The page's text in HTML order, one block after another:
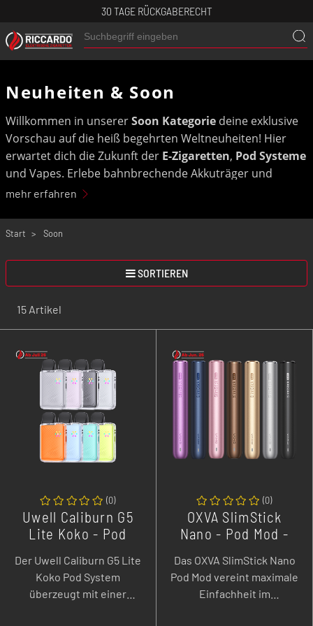
30 TAGE RÜCKGABERECHT
Neuheiten & Soon
Willkommen in unsererSoon Kategorie deine exklusive
Vorschau auf die heiß begehrten Weltneuheiten! Hier
erwartet dich die Zukunft der E-Zigaretten, Pod Systeme
und Vapes. Erlebe bahnbrechende Akkuträger und
innovative Verdampfer, noch bevor sie offiziell den Markt
POD SYSTEME E-LIQUIDS
AROMEN
mehr erfahren
Start Soon
SORTIEREN
15 Artikel
(0)
Uwell Caliburn G5
Lite Koko - Pod
3 ml
Der Uwell Caliburn G5 Lite
Koko Pod System
überzeugt mit einer
(0)
OXVA SlimStick
Nano - Pod Mod -
Das OXVA SlimStick Nano
Pod Mod vereint maximale
Einfachheit im